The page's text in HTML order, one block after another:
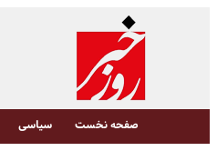
صفحه نخست سیاسی